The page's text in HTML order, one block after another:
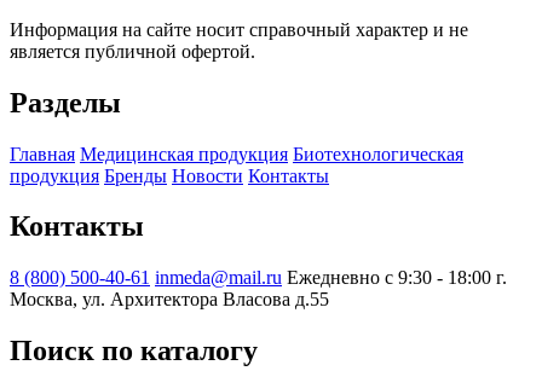
Информация на сайте носит справочный характер и не
является публичной офертой.
Разделы
Главная Медицинская продукция Биотехнологическая
продукция Бренды Новости Контакты
Контакты
8 (800) 500-40-61 inmeda@mail.ru Ежедневно с 9:30 - 18:00 г.
Москва, ул. Архитектора Власова д.55
Поиск по каталогу